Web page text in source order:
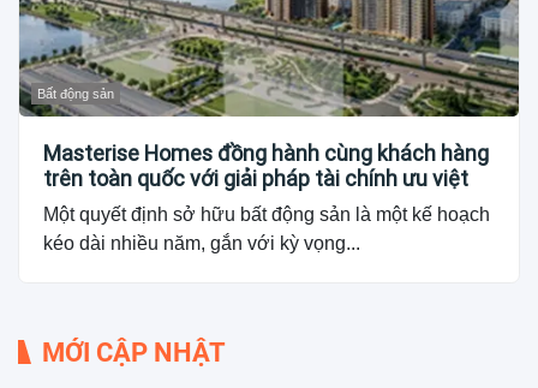
Bất động sản
Masterise Homes đồng hành cùng khách hàng
trên toàn quốc với giải pháp tài chính ưu việt
Một quyết định sở hữu bất động sản là một kế hoạch
kéo dài nhiều năm, gắn với kỳ vọng...
MỚI CẬP NHẬT